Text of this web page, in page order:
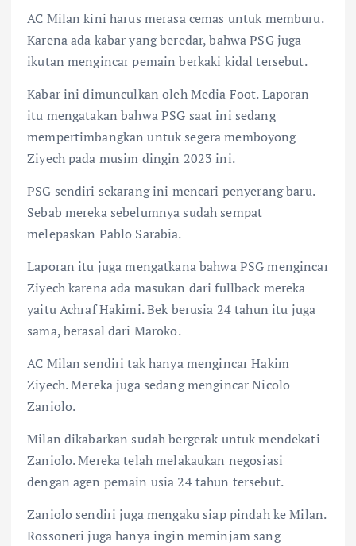
AC Milan kini harus merasa cemas untuk memburu.
Karena ada kabar yang beredar, bahwa PSG juga
ikutan mengincar pemain berkaki kidal tersebut.
Kabar ini dimunculkan oleh Media Foot. Laporan
itu mengatakan bahwa PSG saat ini sedang
mempertimbangkan untuk segera memboyong
Ziyech pada musim dingin 2023 ini.
PSG sendiri sekarang ini mencari penyerang baru.
Sebab mereka sebelumnya sudah sempat
melepaskan Pablo Sarabia.
Laporan itu juga mengatkana bahwa PSG mengincar
Ziyech karena ada masukan dari fullback mereka
yaitu Achraf Hakimi. Bek berusia 24 tahun itu juga
sama, berasal dari Maroko.
AC Milan sendiri tak hanya mengincar Hakim
Ziyech. Mereka juga sedang mengincar Nicolo
Zaniolo.
Milan dikabarkan sudah bergerak untuk mendekati
Zaniolo. Mereka telah melakaukan negosiasi
dengan agen pemain usia 24 tahun tersebut.
Zaniolo sendiri juga mengaku siap pindah ke Milan.
Rossoneri juga hanya ingin meminjam sang